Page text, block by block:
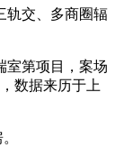
轨交、多商圈辐
第项目，案场
数据来历于上